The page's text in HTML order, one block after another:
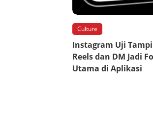
Culture
Instagram Uji
Reels dan DM Jadi
Utama di Aplikasi